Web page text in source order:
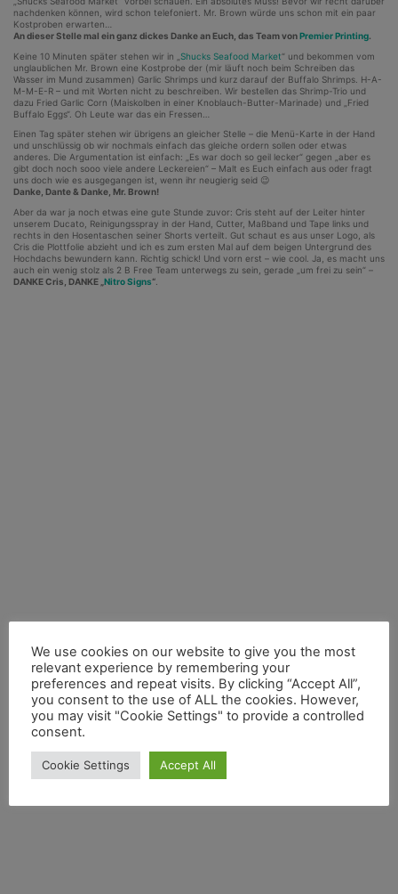
nachdenken können, wird schon telefoniert. Mr. Brown würde uns schon mit ein paar
Kostproben erwarten…
An dieser Stelle mal ein ganz dickes Danke an Euch, das Team vonPremier Printing.
Keine 10 Minuten später stehen wir in „ Shucks Seafood Market“ und bekommen vom
unglaublichen Mr. Brown eine Kostprobe der (mir läuft noch beim Schreiben das
Wasser im Mund zusammen) Garlic Shrimps und kurz darauf der Buffalo Shrimps. H-A-
M-M-E-R – und mit Worten nicht zu beschreiben. Wir bestellen das Shrimp-Trio und
dazu Fried Garlic Corn (Maiskolben in einer Knoblauch-Butter-Marinade) und „Fried
Buffalo Eggs“. Oh Leute war das ein Fressen…
Einen Tag später stehen wir übrigens an gleicher Stelle – die Menü-Karte in der Hand
und unschlüssig ob wir nochmals einfach das gleiche ordern sollen oder etwas
anderes. Die Argumentation ist einfach: „Es war doch so geil lecker“ gegen „aber es
gibt doch noch sooo viele andere Leckereien“ – Malt es Euch einfach aus oder fragt
uns doch wie es ausgegangen ist, wenn ihr neugierig seid 😉
Danke, Dante & Danke, Mr. Brown!
Aber da war ja noch etwas eine gute Stunde zuvor: Cris steht auf der Leiter hinter
unserem Ducato, Reinigungsspray in der Hand, Cutter, Maßband und Tape links und
rechts in den Hosentaschen seiner Shorts verteilt. Gut schaut es aus unser Logo, als
Cris die Plottfolie abzieht und ich es zum ersten Mal auf dem beigen Untergrund des
Hochdachs bewundern kann. Richtig schick! Und vorn erst – wie cool. Ja, es macht uns
auch ein wenig stolz als 2 B Free Team unterwegs zu sein, gerade „um frei zu sein“ –
DANKE Cris, DANKE „ Nitro Signs“
We use cookies on our website to give you the most
relevant experience by remembering your
preferences and repeat visits. By clicking “Accept All”,
you consent to the use of ALL the cookies. However,
you may visit "Cookie Settings" to provide a controlled
consent.
Cookie Settings Accept All